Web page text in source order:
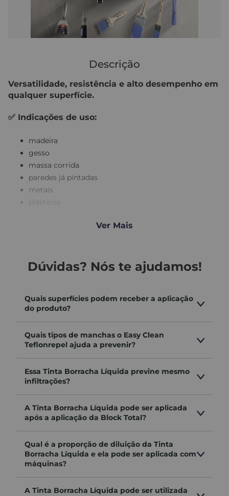
Descrição
Versatilidade, resistência e alto desempenho em
qualquer superfície.
✅ Indicações de uso:
madeira
gesso
massa corrida
paredes já pintadas
metais
plásticos
qualidade em todas as etapas do lixamento.
diversos tipos de superfícies, como madeira, gesso,
massa corrida, paredes pintadas, metais, plásticos e
alvenaria.
Seu grande diferencial está na resistência e
versatilidade: pode ser usada tanto em superfícies
secas quanto molhadas, mantendo o mesmo
desempenho mesmo com lixamento úmido e sem
a torna ideal para obras internas e externas
enfrentando diferentes condições de trabalho sem
Benefícios e diferenciais:
Ver Mais
Dúvidas? Nós te ajudamos!
Quais superfícies podem receber a aplicação
do produto?
Quais tipos de manchas o Easy Clean
Teflonrepel ajuda a prevenir?
Essa Tinta Borracha Líquida previne mesmo
infiltrações?
A Tinta Borracha Líquida pode ser aplicada
após a aplicação da Block Total?
Qual é a proporção de diluição da Tinta
Borracha Líquida e ela pode ser aplicada com
máquinas?
A Tinta Borracha Líquida pode ser utilizada